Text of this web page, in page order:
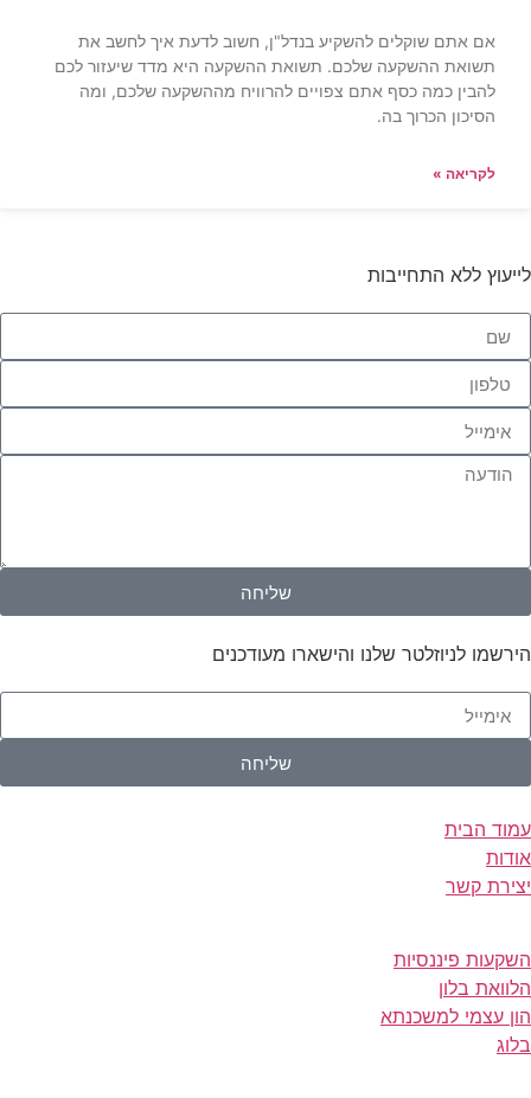
אם אתם שוקלים להשקיע בנדל"ן, חשוב לדעת איך לחשב את
תשואת ההשקעה שלכם. תשואת ההשקעה היא מדד שיעזור לכם
להבין כמה כסף אתם צפויים להרוויח מההשקעה שלכם, ומה
הסיכון הכרוך בה.
לקריאה »
לייעוץ ללא התחייבות
שליחה
הירשמו לניוזלטר שלנו והישארו מעודכנים
שליחה
עמוד הבית
אודות
יצירת קשר
השקעות פיננסיות
הלוואת בלון
הון עצמי למשכנתא
בלוג